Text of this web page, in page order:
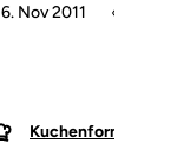
6. Nov 2011
Kuchenform